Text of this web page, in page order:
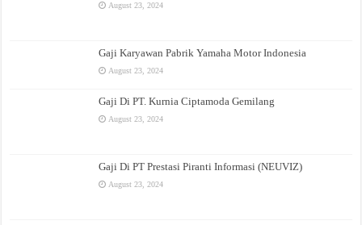
August 23, 2024
Gaji Karyawan Pabrik Yamaha Motor Indonesia
August 23, 2024
Gaji Di PT. Kurnia Ciptamoda Gemilang
August 23, 2024
Gaji Di PT Prestasi Piranti Informasi (NEUVIZ)
August 23, 2024